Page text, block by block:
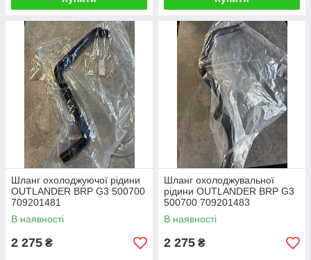
Шланг охолоджуючої рідини
OUTLANDER BRP G3 500700
709201481
В наявності
2 275 ₴
Шланг охолоджувальної
рідини OUTLANDER BRP G3
500700 709201483
В наявності
2 275 ₴